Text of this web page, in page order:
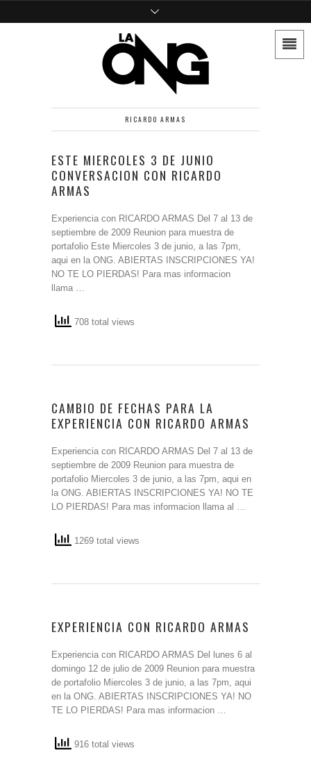
RICARDO ARMAS
ESTE MIERCOLES 3 DE JUNIO
CONVERSACION CON RICARDO
ARMAS
Experiencia con RICARDO ARMAS Del 7 al 13 de
septiembre de 2009 Reunion para muestra de
portafolio Este Miercoles 3 de junio, a las 7pm,
aqui en la ONG. ABIERTAS INSCRIPCIONES YA!
NO TE LO PIERDAS! Para mas informacion
llama …
708 total views
CAMBIO DE FECHAS PARA LA
EXPERIENCIA CON RICARDO ARMAS
Experiencia con RICARDO ARMAS Del 7 al 13 de
septiembre de 2009 Reunion para muestra de
portafolio Miercoles 3 de junio, a las 7pm, aqui en
la ONG. ABIERTAS INSCRIPCIONES YA! NO TE
LO PIERDAS! Para mas informacion llama al …
1269 total views
EXPERIENCIA CON RICARDO ARMAS
Experiencia con RICARDO ARMAS Del lunes 6 al
domingo 12 de julio de 2009 Reunion para muestra
de portafolio Miercoles 3 de junio, a las 7pm, aqui
en la ONG. ABIERTAS INSCRIPCIONES YA! NO
TE LO PIERDAS! Para mas informacion …
916 total views